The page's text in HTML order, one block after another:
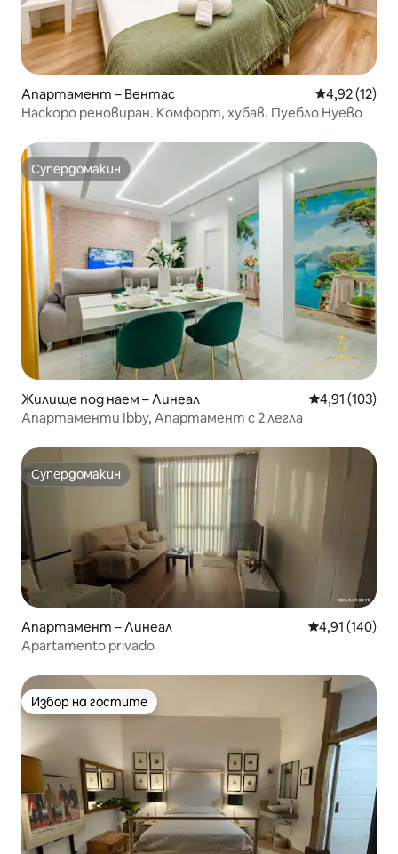
Апартамент – Вентас Средна
4,92 (12)
Наскоро реновиран. Комфорт, хубав. Пуебло Нуево
Супердомакин
Супердомакин
Жилище под наем – Линеал Средна
4,91 (103)
Апартаменти Ibby, Апартамент с 2 легла
Супердомакин
Супердомакин
Апартамент – Линеал Средна
4,91 (140)
Apartamento privado
Избор на гостите
Избор на гостите